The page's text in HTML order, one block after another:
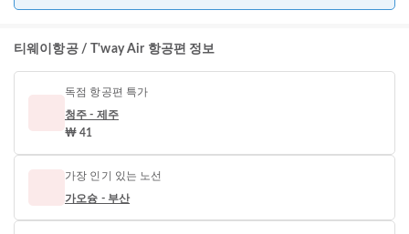
티웨이항공 / T'way Air 항공편 정보
독점 항공편 특가
청주 - 제주
₩ 41
가장 인기 있는 노선
가오슝 - 부산